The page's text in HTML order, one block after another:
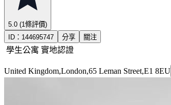
5.0 (1條評價)
ID： 144695747 分享 關注
學生公寓 實地認證
United Kingdom,London,65 Leman Street,E1 8EU